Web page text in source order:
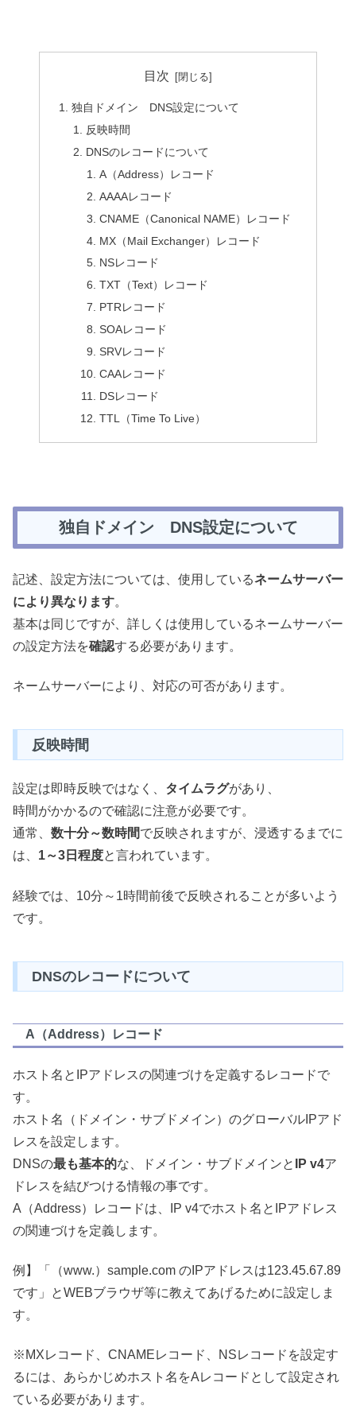
目次
独自ドメイン DNS設定について
反映時間
DNSのレコードについて
A（Address）レコード
AAAAレコード
CNAME（Canonical NAME）レコード
MX（Mail Exchanger）レコード
NSレコード
TXT（Text）レコード
PTRレコード
SOAレコード
SRVレコード
CAAレコード
DSレコード
TTL（Time To Live）
独自ドメイン DNS設定について
記述、設定方法については、使用しているネームサーバー
により異なります。
基本は同じですが、詳しくは使用しているネームサーバー
の設定方法を確認する必要があります。
ネームサーバーにより、対応の可否があります。
反映時間
設定は即時反映ではなく、 タイムラグがあり、
時間がかかるので確認に注意が必要です。
通常、 数十分～数時間で反映されますが、浸透するまでに
は、 1～3日程度と言われています。
経験では、10分～1時間前後で反映されることが多いよう
です。
DNSのレコードについて
A（Address）レコード
ホスト名とIPアドレスの関連づけを定義するレコードで
す。
ホスト名（ドメイン・サブドメイン）のグローバルIPアド
レスを設定します。
DNSの最も基本的な、ドメイン・サブドメインと IP v4ア
ドレスを結びつける情報の事です。
A（Address）レコードは、IP v4でホスト名とIPアドレス
の関連づけを定義します。
例】「（www.）sample.com のIPアドレスは123.45.67.89
です」とWEBブラウザ等に教えてあげるために設定しま
す。
※MXレコード、CNAMEレコード、NSレコードを設定す
るには、あらかじめホスト名をAレコードとして設定され
ている必要があります。